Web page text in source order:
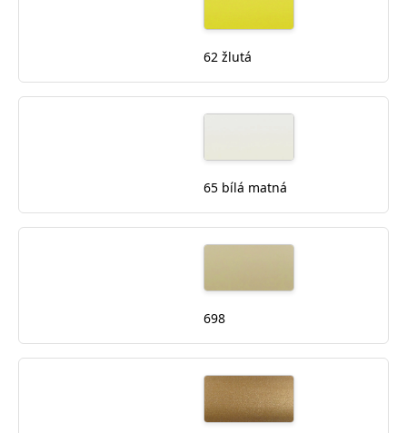
62 žlutá
65 bílá matná
698